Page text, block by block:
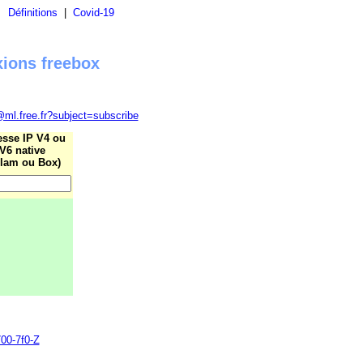
Définitions Covid-19
freebox
IP V4 ou
V6 native
ou Box)
7f0-Z